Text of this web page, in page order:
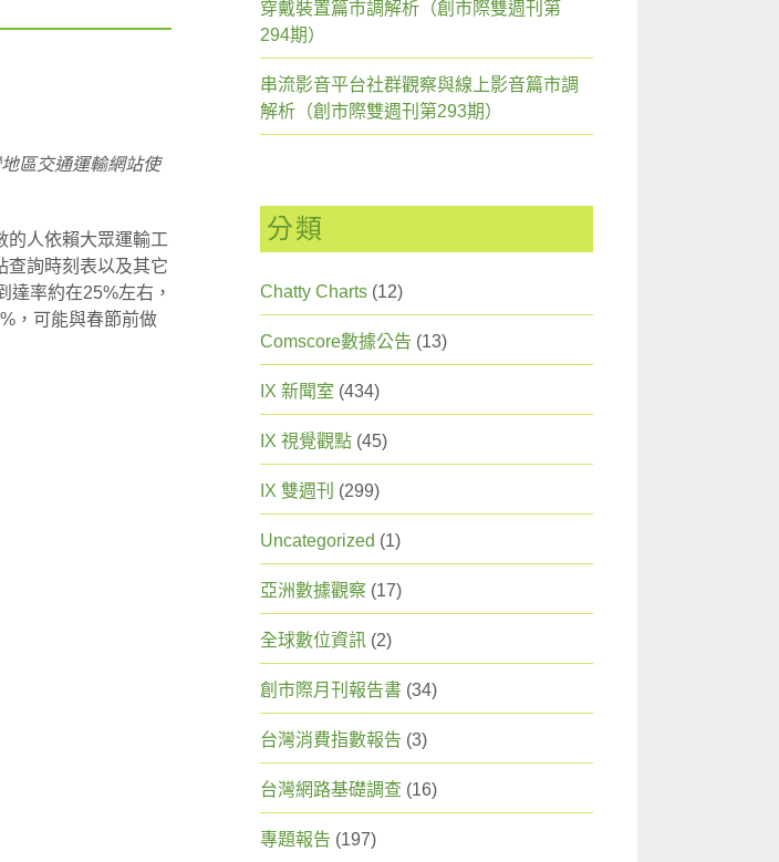
區交通運輸網站使
的人依賴大眾運輸工
查詢時刻表以及其它
達率約在25%左右，
，可能與春節前做
穿戴裝置篇市調解析（創市際雙週刊第
294期）
串流影音平台社群觀察與線上影音篇市調
解析（創市際雙週刊第293期）
分類
Chatty Charts (12)
Comscore數據公告 (13)
IX 新聞室 (434)
IX 視覺觀點 (45)
IX 雙週刊 (299)
Uncategorized (1)
亞洲數據觀察 (17)
全球數位資訊 (2)
創市際月刊報告書 (34)
台灣消費指數報告 (3)
台灣網路基礎調查 (16)
專題報告 (197)